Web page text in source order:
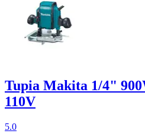
Tupia Makita 1/4"
110V
5.0